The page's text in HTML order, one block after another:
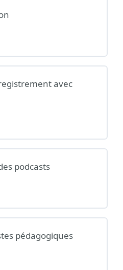
avec
podcasts
pédagogiques